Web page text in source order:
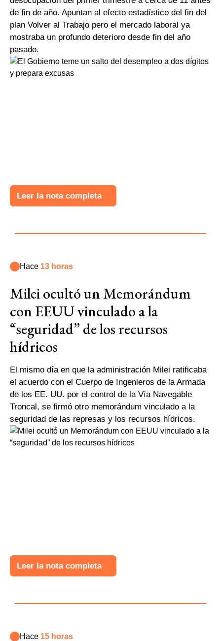
de fin de año. Apuntan al efecto estadístico del fin del
plan Volver al Trabajo pero el mercado laboral ya
mostraba un profundo deterioro desde fin del año
pasado.
Leer la nota completa
Hace 13 horas
Milei ocultó un Memorándum
con EEUU vinculado a la
“seguridad” de los recursos
hídricos
El mismo día en que la administración Milei ratificaba
el acuerdo con el Cuerpo de Ingenieros de la Armada
de los EE. UU. por el control de la Vía Navegable
Troncal, se firmó otro memorándum vinculado a la
seguridad de las represas y los recursos hídricos.
Leer la nota completa
Hace 15 horas